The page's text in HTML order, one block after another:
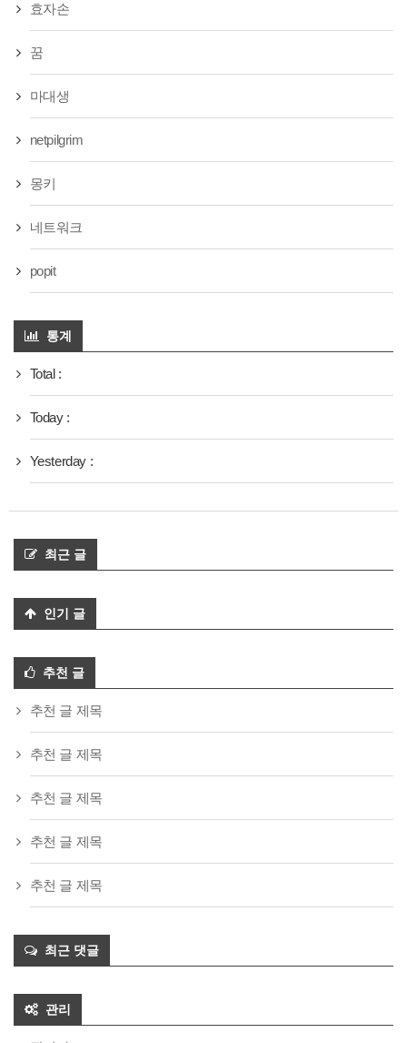
효자손
꿈
마대생
netpilgrim
몽키
네트워크
popit
통계
Total :
Today :
Yesterday :
최근 글
인기 글
추천 글
추천 글 제목
추천 글 제목
추천 글 제목
추천 글 제목
추천 글 제목
최근 댓글
관리